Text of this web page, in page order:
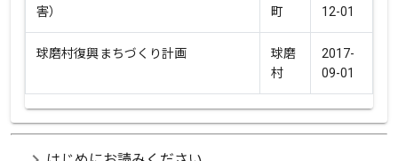
害）
町
12-01
球磨村復興まちづくり計画
球磨
村
2017-
09-01